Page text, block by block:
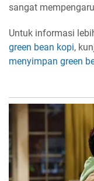
sangat
Untuk informasi
green bean kopi,
menyimpan green